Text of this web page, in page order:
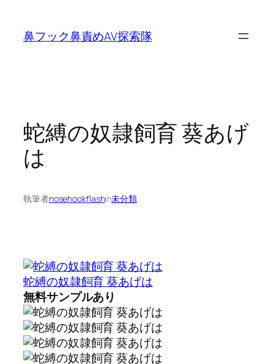
鼻フック鼻責めAV探索隊
蛇縛の奴隷飼育 葵あげ
は
執筆者nosehookflashin未分類
蛇縛の奴隷飼育 葵あげは
無料サンプルあり